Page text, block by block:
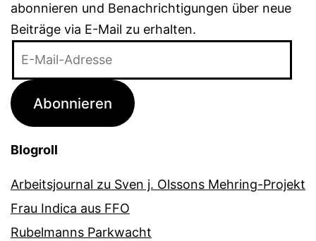
abonnieren und Benachrichtigungen über neue
Beiträge via E-Mail zu erhalten.
Adresse
Abonnieren
Blogroll
Arbeitsjournal zu Sven j. Olssons Mehring-Projekt
Frau Indica aus FFO
Rubelmanns Parkwacht